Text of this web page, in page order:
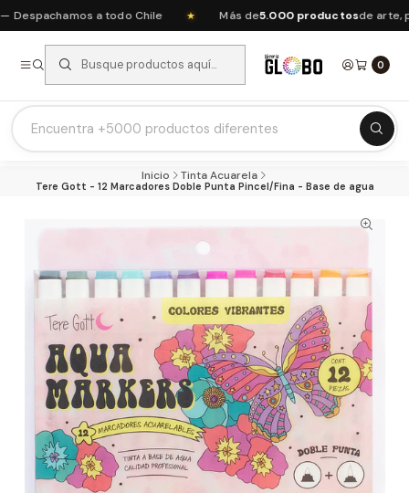
a todo Chile Más de 5.000 productosde arte,
0
Ofertas del mes
Agendas & Planners
Arte y Manualidades
Papeleria Escolar y Oficina
Juguetería
Nuestras Marcas
Inicio Tinta Acuarela
Tere Gott - 12 Marcadores Doble Punta Pincel/Fina - Base de agua